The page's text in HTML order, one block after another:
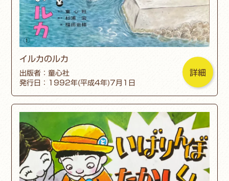
イルカのルカ
出版者：童心社
発行日：1992年(平成4年)7月1日
詳細